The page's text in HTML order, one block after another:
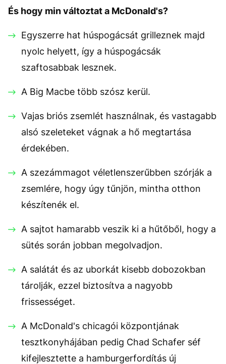
És hogy min változtat a McDonald's?
Egyszerre hat húspogácsát grilleznek majd
nyolc helyett, így a húspogácsák
szaftosabbak lesznek.
A Big Macbe több szósz kerül.
Vajas briós zsemlét használnak, és vastagabb
alsó szeleteket vágnak a hő megtartása
érdekében.
A szezámmagot véletlenszerűbben szórják a
zsemlére, hogy úgy tűnjön, mintha otthon
készítenék el.
A sajtot hamarabb veszik ki a hűtőből, hogy a
sütés során jobban megolvadjon.
A salátát és az uborkát kisebb dobozokban
tárolják, ezzel biztosítva a nagyobb
frissességet.
A McDonald's chicagói központjának
tesztkonyhájában pedig Chad Schafer séf
kifejlesztette a hamburgerfordítás új